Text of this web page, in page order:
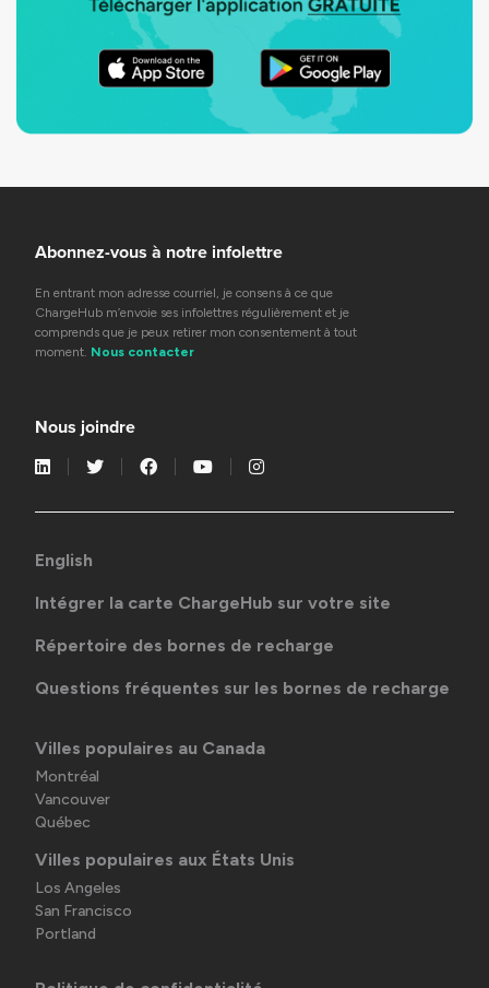
Abonnez-vous à notre infolettre
En entrant mon adresse courriel, je consens à ce que
ChargeHub m’envoie ses infolettres régulièrement et je
comprends que je peux retirer mon consentement à tout
moment. Nous contacter
Nous joindre
English
Intégrer la carte ChargeHub sur votre site
Répertoire des bornes de recharge
Questions fréquentes sur les bornes de recharge
Villes populaires au Canada
Montréal
Vancouver
Québec
Villes populaires aux États Unis
Los Angeles
San Francisco
Portland